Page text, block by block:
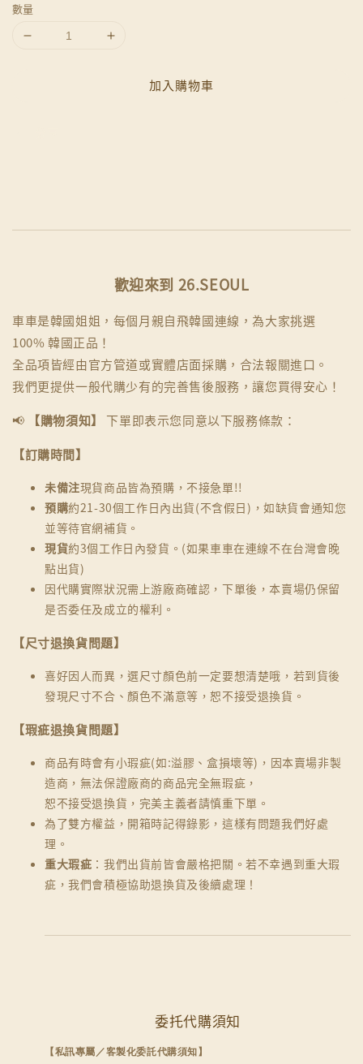
數量
加入購物車
歡迎來到 26.SEOUL
車車是韓國姐姐，每個月親自飛韓國連線，為大家挑選
100% 韓國正品！
全品項皆經由官方管道或實體店面採購，合法報關進口。
我們更提供一般代購少有的完善售後服務，讓您買得安心！
📢
【購物須知】
下單即表示您同意以下服務條款：
【訂購時間】
未備注現貨商品皆為預購，不接急單!!
預購約21-30個工作日內出貨(不含假日)，如缺貨會通知您
並等待官網補貨。
現貨約3個工作日內發貨。(如果車車在連線不在台灣會晚
點出貨)
因代購實際狀況需上游廠商確認，下單後，本賣場仍保留
是否委任及成立的權利。
【尺寸退換貨問題】
喜好因人而異，選尺寸顏色前一定要想清楚哦，若到貨後
發現尺寸不合、顏色不滿意等，恕不接受退換貨。
【瑕疵退換貨問題】
商品有時會有小瑕疵(如:溢膠、盒損壞等)，因本賣場非製
造商，無法保證廠商的商品完全無瑕疵，
恕不接受退換貨，完美主義者請慎重下單。
為了雙方權益，開箱時記得錄影，這樣有問題我們好處
理。
重大瑕疵 ：我們出貨前皆會嚴格把關。若不幸遇到重大瑕
疵，我們會積極協助退換貨及後續處理！
委托代購須知
【私訊專屬／客製化委託代購須知】